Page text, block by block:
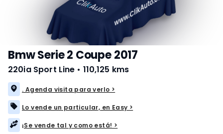
Bmw Serie 2 Coupe 2017
220ia Sport Line • 110,125 kms
. Agenda visita para verlo >
Lo vende un particular, en Easy >
¡Se vende tal y como está! >